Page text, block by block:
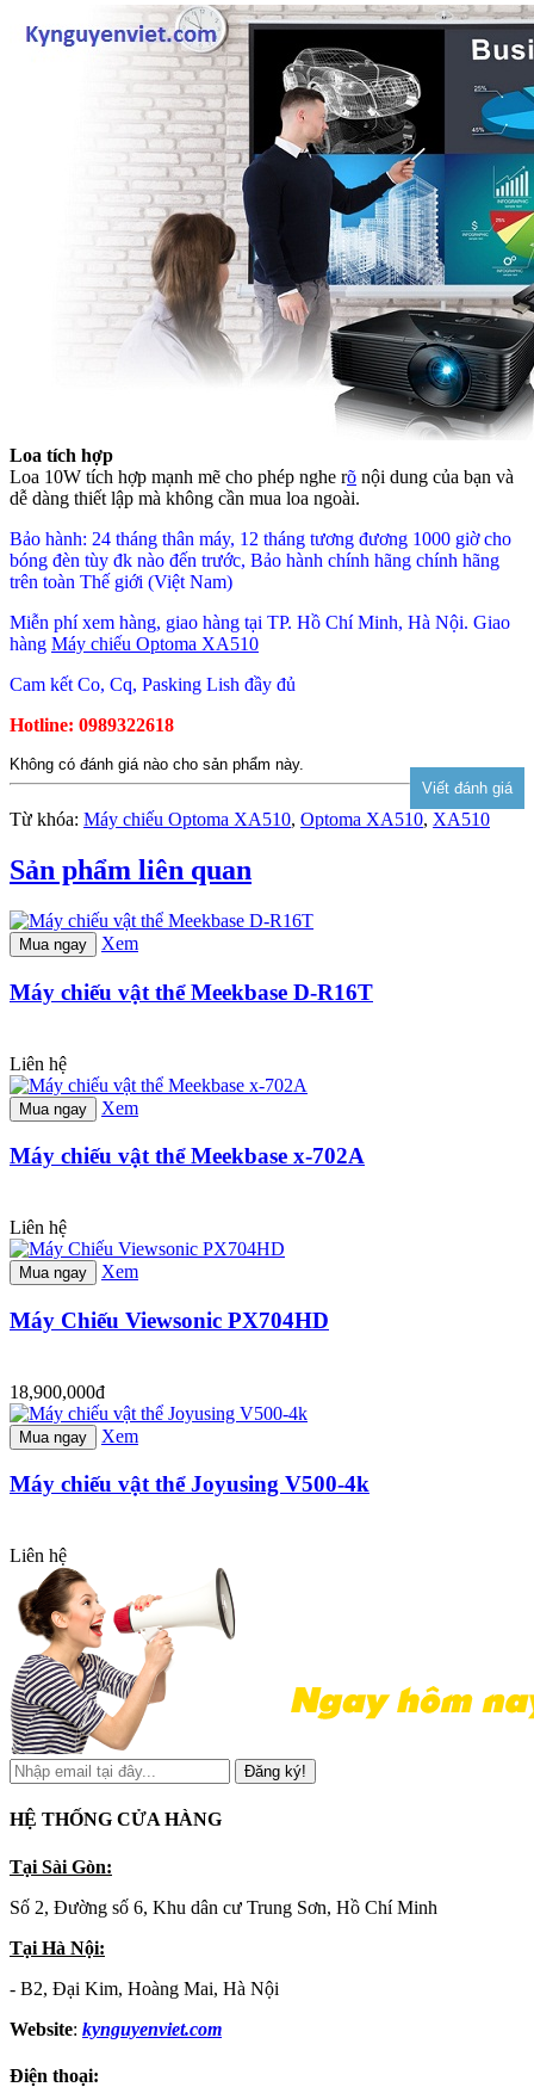
Loa tích hợp
Loa 10W tích hợp mạnh mẽ cho phép nghe rõ nội dung của bạn và
dễ dàng thiết lập mà không cần mua loa ngoài.
Bảo hành: 24 tháng thân máy, 12 tháng tương đương 1000 giờ cho
bóng đèn tùy đk nào đến trước, Bảo hành chính hãng chính hãng
trên toàn Thế giới (Việt Nam)
Miễn phí xem hàng, giao hàng tại TP. Hồ Chí Minh, Hà Nội. Giao
hàng Máy chiếu Optoma XA510
Cam kết Co, Cq, Pasking Lish đầy đủ
Hotline: 0989322618
Không có đánh giá nào cho sản phẩm này.
Từ khóa: Máy chiếu Optoma XA510, Optoma XA510, XA510
Sản phẩm liên quan
Mua ngay Xem
Máy chiếu vật thể Meekbase D-R16T
Liên hệ
Mua ngay Xem
Máy chiếu vật thể Meekbase x-702A
Liên hệ
Mua ngay Xem
Máy Chiếu Viewsonic PX704HD
18,900,000đ
Mua ngay Xem
Máy chiếu vật thể Joyusing V500-4k
Liên hệ
Đăng ký!
HỆ THỐNG CỬA HÀNG
Tại Sài Gòn:
Số 2, Đường số 6, Khu dân cư Trung Sơn, Hồ Chí Minh
Tại Hà Nội:
- B2, Đại Kim, Hoàng Mai, Hà Nội
Website: kynguyenviet.com
Điện thoại: